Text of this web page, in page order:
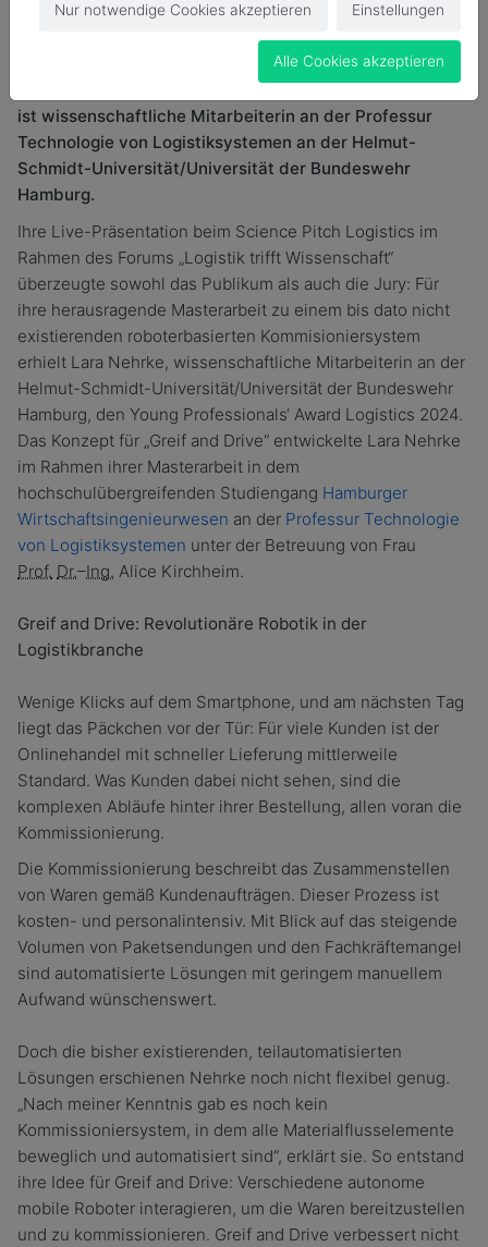
Mit ihrer Masterarbeit zu dem roboterbasierten
Kommisioniersystem „Greif and Drive“ gewann Lara
Nehrke den Young Professionals Award Logistics (YPAL)
von der Logistik-Initiative Hamburg (LIHH). Lara Nehrke
ist wissenschaftliche Mitarbeiterin an der Professur
Technologie von Logistiksystemen an der Helmut-
Schmidt-Universität/Universität der Bundeswehr
Hamburg.
Ihre Live-Präsentation beim Science Pitch Logistics im
Rahmen des Forums „Logistik trifft Wissenschaft“
überzeugte sowohl das Publikum als auch die Jury: Für
ihre herausragende Masterarbeit zu einem bis dato nicht
existierenden roboterbasierten Kommisioniersystem
erhielt Lara Nehrke, wissenschaftliche Mitarbeiterin an der
Helmut-Schmidt-Universität/Universität der Bundeswehr
Hamburg, den Young Professionals‘ Award Logistics 2024.
Das Konzept für „Greif and Drive“ entwickelte Lara Nehrke
im Rahmen ihrer Masterarbeit in dem
hochschulübergreifenden Studiengang Hamburger
Wirtschaftsingenieurwesen an der Professur Technologie
von Logistiksystemen unter der Betreuung von Frau
Prof. Dr.–Ing. Alice Kirchheim.
Greif and Drive: Revolutionäre Robotik in der
Logistikbranche
Wenige Klicks auf dem Smartphone, und am nächsten Tag
liegt das Päckchen vor der Tür: Für viele Kunden ist der
Onlinehandel mit schneller Lieferung mittlerweile
Standard. Was Kunden dabei nicht sehen, sind die
komplexen Abläufe hinter ihrer Bestellung, allen voran die
Kommissionierung.
Die Kommissionierung beschreibt das Zusammenstellen
von Waren gemäß Kundenaufträgen. Dieser Prozess ist
kosten- und personalintensiv. Mit Blick auf das steigende
Volumen von Paketsendungen und den Fachkräftemangel
sind automatisierte Lösungen mit geringem manuellem
Aufwand wünschenswert.
Doch die bisher existierenden, teilautomatisierten
Lösungen erschienen Nehrke noch nicht flexibel genug.
„Nach meiner Kenntnis gab es noch kein
Kommissioniersystem, in dem alle Materialflusselemente
beweglich und automatisiert sind“, erklärt sie. So entstand
ihre Idee für Greif and Drive: Verschiedene autonome
mobile Roboter interagieren, um die Waren bereitzustellen
und zu kommissionieren. Greif and Drive verbessert nicht
Nur notwendige Cookies akzeptieren Einstellungen
Alle Cookies akzeptieren